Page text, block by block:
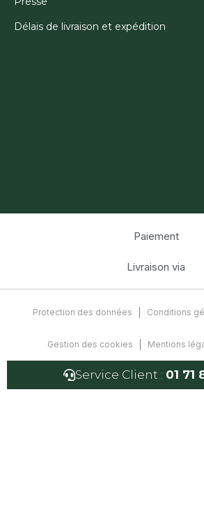
Délais de livraison et expédition
Paiement
Livraison via
Protection des données Conditions
Gestion des cookies Mentions
Service Client : 01 71